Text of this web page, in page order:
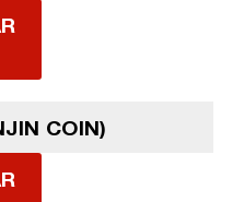
COIN)